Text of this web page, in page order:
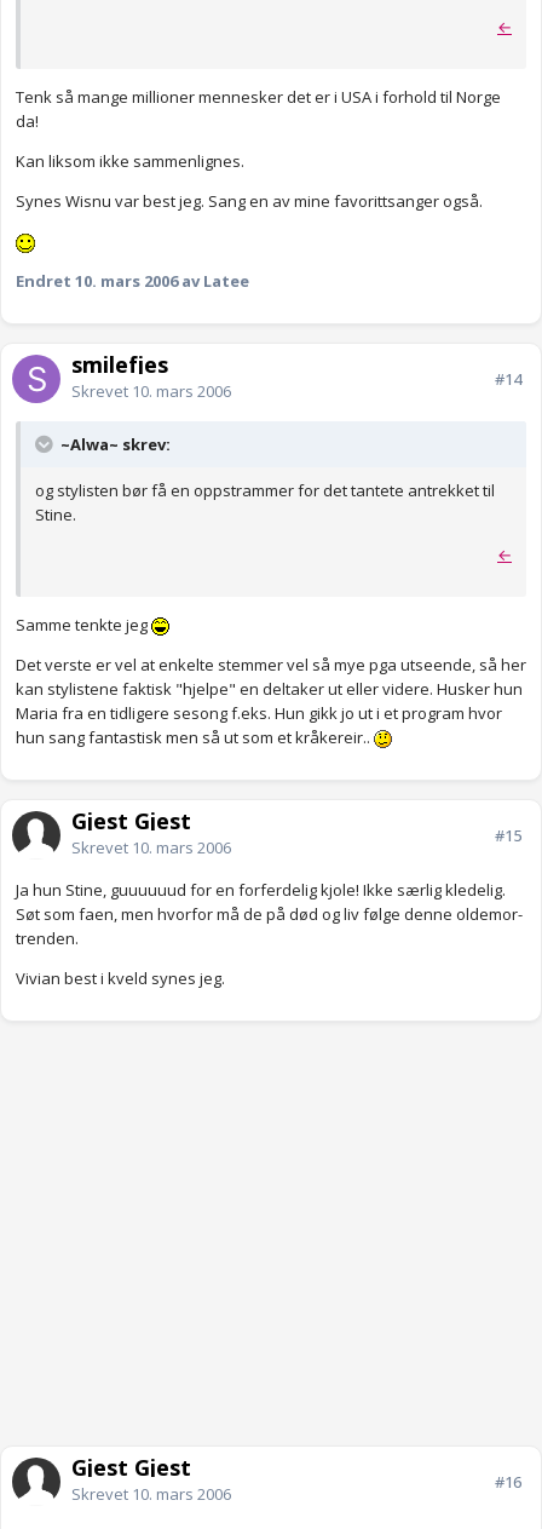
←
Tenk så mange millioner mennesker det er i USA i forhold til Norge
da!
Kan liksom ikke sammenlignes.
Synes Wisnu var best jeg. Sang en av mine favorittsanger også.
Endret 10. mars 2006av Latee
smilefjes
Skrevet 10. mars 2006
#14
~Alwa~ skrev:
og stylisten bør få en oppstrammer for det tantete antrekket til
Stine.
←
Samme tenkte jeg
Det verste er vel at enkelte stemmer vel så mye pga utseende, så her
kan stylistene faktisk "hjelpe" en deltaker ut eller videre. Husker hun
Maria fra en tidligere sesong f.eks. Hun gikk jo ut i et program hvor
hun sang fantastisk men så ut som et kråkereir..
Gjest Gjest
Skrevet 10. mars 2006
#15
Ja hun Stine, guuuuuud for en forferdelig kjole! Ikke særlig kledelig.
Søt som faen, men hvorfor må de på død og liv følge denne oldemor-
trenden.
Vivian best i kveld synes jeg.
Gjest Gjest
Skrevet 10. mars 2006
#16